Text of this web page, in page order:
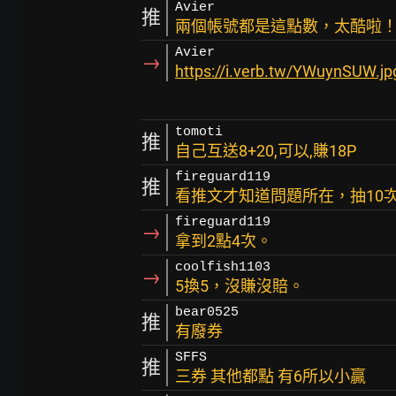
推 Avier
兩個帳號都是這點數，太酷啦！
→ Avier
https://i.verb.tw/
推 tomoti
自己互送8+20,可以,賺18P
推 fireguard119
看推文才知道問題所在，抽10
→ fireguard119
拿到2點4次。
→ coolfish1103
5換5，沒賺沒賠。
推 bear0525
有廢券
推 SFFS
三券 其他都點 有6所以小贏